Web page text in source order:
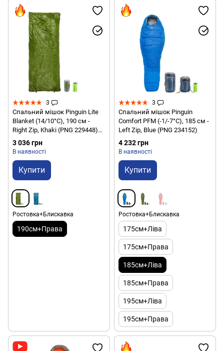
3
Спальний мішок Pinguin Lite
Blanket (14/10°C), 190 см -
Right Zip, Khaki (PNG 229448)
2020
3 036 грн
В наявності
Купити
Ростовка+Блискавка
190см+Права
3
Спальний мішок Pinguin
Comfort PFM (-1/-7°C), 185 см -
Left Zip, Blue (PNG 234152)
4 232 грн
В наявності
Купити
Ростовка+Блискавка
175см+Ліва
175см+Права
185см+Ліва
185см+Права
195см+Ліва
195см+Права